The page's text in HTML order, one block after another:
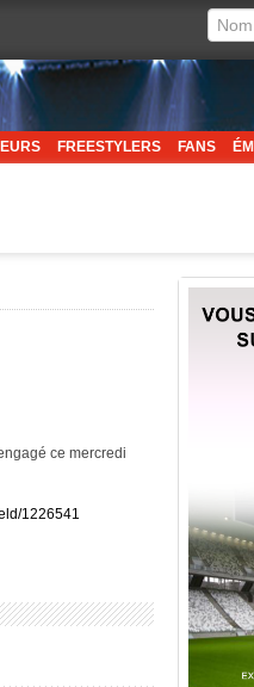
FREESTYLERS FANS
ce mercredi
1226541